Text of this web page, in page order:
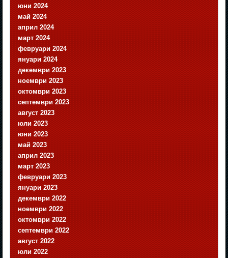
юни 2024
май 2024
април 2024
март 2024
февруари 2024
януари 2024
декември 2023
ноември 2023
октомври 2023
септември 2023
август 2023
юли 2023
юни 2023
май 2023
април 2023
март 2023
февруари 2023
януари 2023
декември 2022
ноември 2022
октомври 2022
септември 2022
август 2022
юли 2022